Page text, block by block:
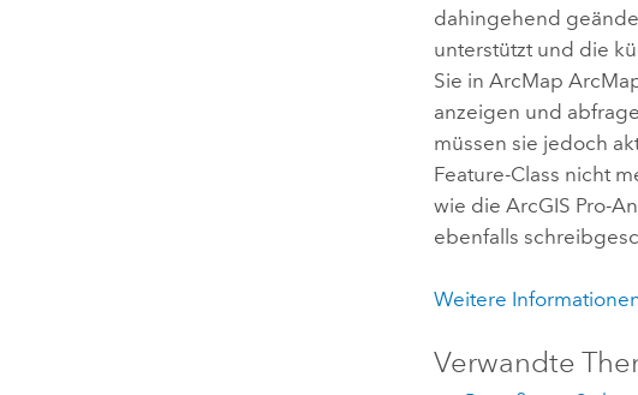
dahingehend
unterstützt und die
Sie in ArcMap
anzeigen und
müssen sie jedoch
Feature-Class nicht
wie dieArcGIS Pro-
ebenfalls
Weitere
Verwandte